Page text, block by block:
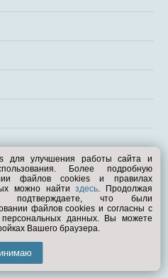
версию
помочь?
1998—2026
для улучшения работы сайта и
Более подробную
файлов cookies и правилах
можно найтиздесь. Продолжая
подтверждаете, что были
файлов cookies и согласны с
данных. Вы можете
Вашего браузера.